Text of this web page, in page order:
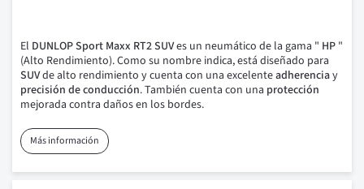
El DUNLOP Sport Maxx RT2 SUVes un neumático de la gama " HP "
(Alto Rendimiento). Como su nombre indica, está diseñado para
SUVde alto rendimiento y cuenta con una excelenteadherenciay
precisión de conducción. También cuenta con una protección
mejorada contra daños en los bordes.
Más información